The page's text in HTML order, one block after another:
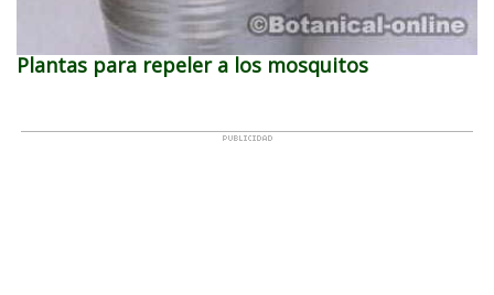
Plantas para repeler a los mosquitos